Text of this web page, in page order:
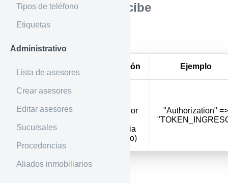
Tipos de teléfono
Etiquetas
Administrativo
Lista de asesores
Crear asesores
Editar asesores
Sucursales
Procedencias
Aliados inmobiliarios
Parámetros que recibe
Descripción Ejemplo
identificador
inmobiliaria
(obligatorio)
"Authorization" =>